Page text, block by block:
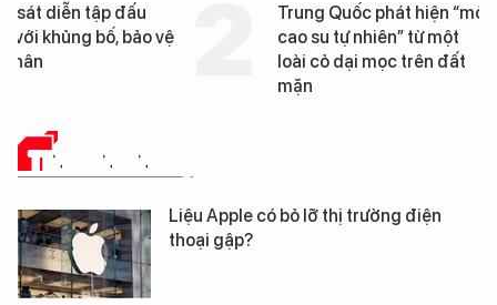
Trung Quốc phát hiện “mỏ
cao su tự nhiên” từ một
loài cỏ dại mọc trên đất
Loạt dự án bất động
Đà Nẵng sắp bị kiểm
TIN CÔNG NGHỆ
Liệu Apple có bỏ lỡ thị trường điện
thoại gập?